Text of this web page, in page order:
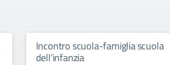
Incontro scuola-famiglia scuola
dell’infanzia